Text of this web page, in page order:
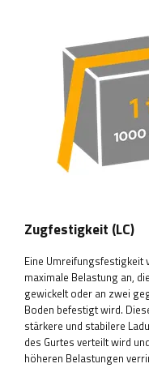
Zugfestigkeit (LC)
Eine Umreifungsfestigkeit
maximale Belastung an,
gewickelt oder an zwei
Boden befestigt wird.
stärkere und stabilere
des Gurtes verteilt wird
höheren Belastungen